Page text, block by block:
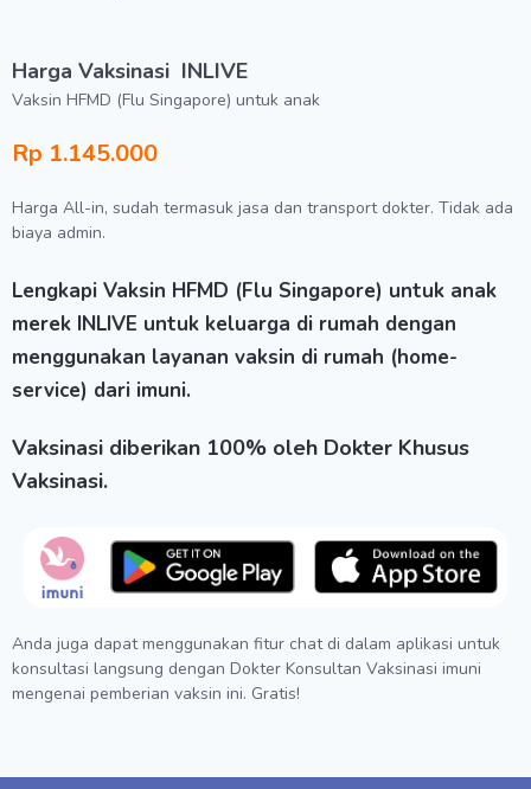
Harga Vaksinasi INLIVE
Vaksin HFMD (Flu Singapore) untuk anak
Rp 1.145.000
Harga All-in, sudah termasuk jasa dan transport dokter. Tidak ada
biaya admin.
Lengkapi Vaksin HFMD (Flu Singapore) untuk anak
merek INLIVE untuk keluarga di rumah dengan
menggunakan layanan vaksin di rumah (home-
service) dari imuni.
Vaksinasi diberikan 100% oleh Dokter Khusus
Vaksinasi.
Anda juga dapat menggunakan fitur chat di dalam aplikasi untuk
konsultasi langsung dengan Dokter Konsultan Vaksinasi imuni
mengenai pemberian vaksin ini. Gratis!